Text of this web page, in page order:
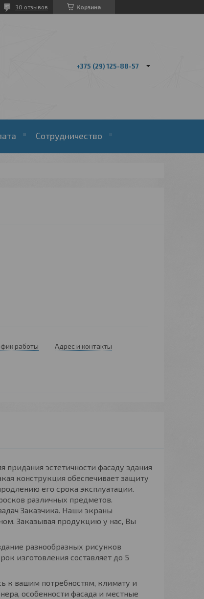
Корзина
30 отзывов
+375 (29) 125-88-57
Сотрудничество
работы
Адрес и контакты
придания эстетичности фасаду здания
конструкция обеспечивает защиту
его срока эксплуатации.
различных предметов.
Заказчика. Наши экраны
Заказывая продукцию у нас, Вы
разнообразных рисунков
изготовления составляет до 5
к вашим потребностям, климату и
особенности фасада и местные